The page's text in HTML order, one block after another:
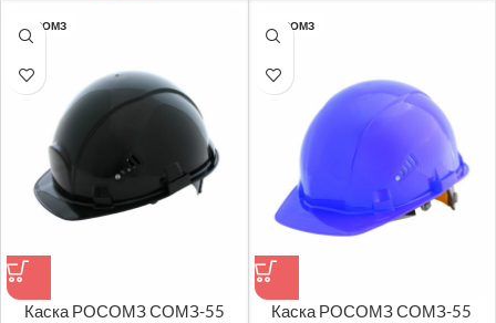
РОСОМЗ
Каска РОСОМЗ СОМЗ-55
РОСОМЗ
Каска РОСОМЗ СОМЗ-55